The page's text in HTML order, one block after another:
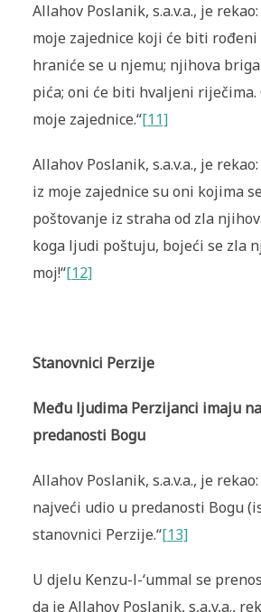
Allahov Poslanik, s.a.v.a., je
moje zajednice koji će biti
hraniće se u njemu; njihova
pića; oni će biti hvaljeni
moje zajednice.“[11]
Allahov Poslanik, s.a.v.a., je
iz moje zajednice su oni kojima
poštovanje iz straha od zla
koga ljudi poštuju, bojeći se zla
moj!“[12]
Stanovnici Perzije
Među ljudima Perzijanci imaju
predanosti Bogu
Allahov Poslanik, s.a.v.a., je
najveći udio u predanosti Bogu
stanovnici Perzije.“[13]
U djelu Kenzu-l-‘ummal se
da je Allahov Poslanik, s,a,v,a.,